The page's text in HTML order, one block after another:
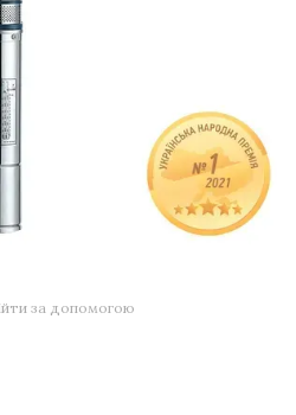
за допомогою